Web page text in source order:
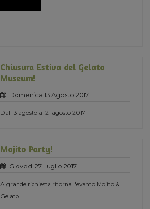
Chiusura Estiva del Gelato
Museum!
Domenica 13 Agosto 2017
Dal 13 agosto al 21 agosto 2017
Mojito Party!
Giovedi 27 Luglio 2017
A grande richiesta ritorna l'evento Mojito &
Gelato